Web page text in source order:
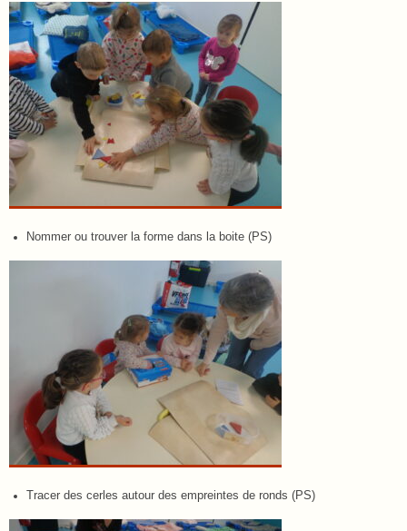
Nommer ou trouver la forme dans la boite (PS)
Tracer des cerles autour des empreintes de ronds (PS)